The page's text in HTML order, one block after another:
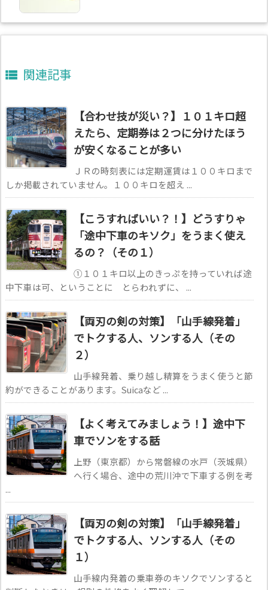
 関連記事
【合わせ技が災い？】１０１キロ超
えたら、定期券は２つに分けたほう
が安くなることが多い
ＪＲの時刻表には定期運賃は１００キロまで
しか掲載されていません。１００キロを超え ...
【こうすればいい？！】どうすりゃ
「途中下車のキソク」をうまく使え
るの？（その１）
①１０１キロ以上のきっぷを持っていれば途
中下車は可、ということに とらわれずに、 ...
【両刃の剣の対策】「山手線発着」
でトクする人、ソンする人（その
２）
山手線発着、乗り越し精算をうまく使うと節
約ができることがあります。Suicaなど ...
【よく考えてみましょう！】途中下
車でソンをする話
上野（東京都）から常磐線の水戸（茨城県）
へ行く場合、途中の荒川沖で下車する例を考
...
【両刃の剣の対策】「山手線発着」
でトクする人、ソンする人（その
１）
山手線内発着の乗車券のキソクでソンすると